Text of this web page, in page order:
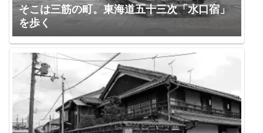
そこは三筋の町。東海道五十三次「水口宿」
を歩く